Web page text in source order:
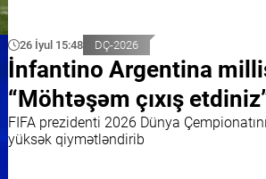
26 İyul 15:48 DÇ-2026
İnfantino Argentina
“Möhtəşəm çıxış
FIFA prezidenti 2026 Dünya
yüksək qiymətləndirib